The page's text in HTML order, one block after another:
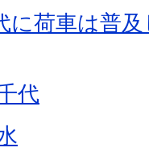
に荷車は普
代